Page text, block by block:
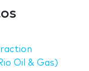
Oil & Gas)